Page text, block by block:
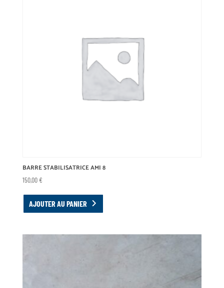
BARRE STABILISATRICE AMI 8
150,00€
AJOUTER AU PANIER